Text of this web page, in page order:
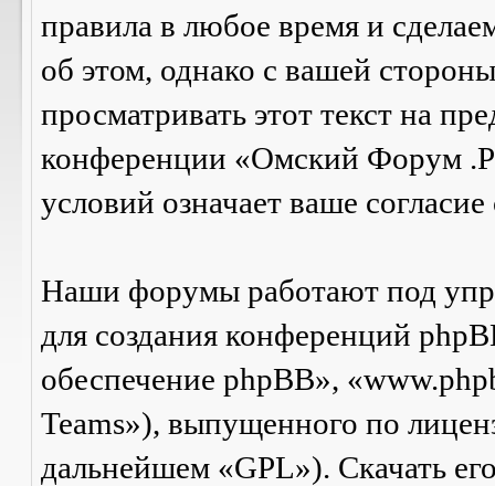
правила в любое время и
об этом, однако с вашей
просматривать этот текст на
конференции «Омский Форум
условий означает ваше
Наши форумы работают под
для создания конференций
обеспечение phpBB»,
Teams»), выпущенного по
дальнейшем «GPL»). Скачать